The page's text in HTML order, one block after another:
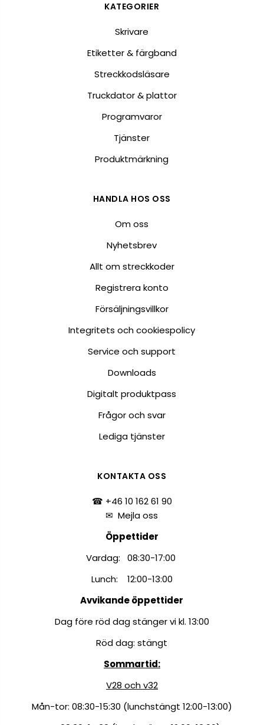
KATEGORIER
Skrivare
Etiketter & färgband
Streckkodsläsare
Truckdator & plattor
Programvaror
Tjänster
Produktmärkning
HANDLA HOS OSS
Om oss
Nyhetsbrev
Allt om streckkoder
Registrera konto
Försäljningsvillkor
Integritets och cookiespolicy
Service och support
Downloads
Digitalt produktpass
Frågor och svar
Lediga tjänster
KONTAKTA OSS
☎ +46 10 162 61 90
✉Mejla oss
Öppettider
Vardag: 08:30-17:00
Lunch: 12:00-13:00
Avvikande öppettider
Dag före röd dag stänger vi kl. 13:00
Röd dag: stängt
Sommartid:
V28 och v32
Mån-tor: 08:30-15:30 (lunchstängt 12:00-13:00)